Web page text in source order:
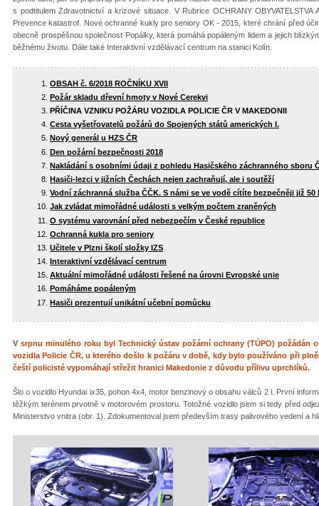
s podtitulem Zdravotnictví a krizové situace. V Rubrice OCHRANY
Prevence katastrof. Nové ochranné kukly pro seniory OK - 2015, které chrání před
obecně prospěšnou společnost Popálky, která pomáhá popáleným lidem a jejich
běžnému životu. Dále také Interaktivní vzdělávací centrum na stanici Kolín.
OBSAH č. 6/2018 ROČNÍKU XVII
Požár skladu dřevní hmoty v Nové Cerekvi
PŘÍČINA VZNIKU POŽÁRU VOZIDLA POLICIE ČR V MAKEDONII
Cesta vyšetřovatelů požárů do Spojených států amerických I.
Nový generál u HZS ČR
Den požární bezpečnosti 2018
Nakládání s osobními údaji z pohledu Hasičského záchranného sboru
Hasiči­-lezci v jižních Čechách nejen zachraňují, ale i soutěží
Vodní záchranná služba ČČK. S námi se ve vodě cítíte bezpečněji již 50
Jak zvládat mimořádné události s velkým počtem zraněných
O systému varovnání před nebezpečím v České republice
Ochranná kukla pro seniory
Učitele v Plzni školí složky IZS
Interaktivní vzdělávací centrum
Aktuální mimořádné události řešené na úrovni Evropské unie
Pomáháme popáleným
Hasiči prezentují unikátní učební pomůcku
V srpnu minulého roku byl Technický ústav požární ochrany (TÚPO) požádán
vozidla Policie ČR, u kterého došlo k požáru v době, kdy bylo používáno při
čeští policisté vypomáhají střežit hranici Makedonie z důvodu přílivu uprchlíků.
Šlo o vozidlo Hyundai ix35, pohon 4x4, motor benzinový o obsahu válců 2 l. První
těžkým terénem prvotně v motorovém prostoru. Totožné vozidlo jsem si tedy před
Ministerstvo vnitra (obr. 1). Zdokumentoval jsem především trasy palivového vedení a